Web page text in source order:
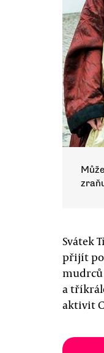
Svátek
přijít
mudrců
a
aktivit